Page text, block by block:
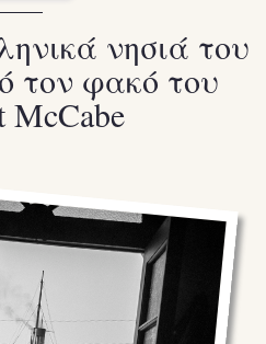
νησιά του
τον φακό του
McCabe